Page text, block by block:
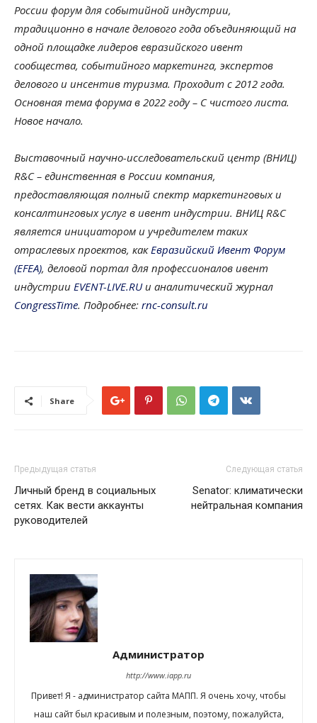
России форум для событийной индустрии,
традиционно в начале делового года объединяющий на
одной площадке лидеров евразийского ивент
сообщества, событийного маркетинга, экспертов
делового и инсентив туризма. Проходит с 2012 года.
Основная тема форума в 2022 году – С чистого листа.
Новое начало.
Выставочный научно-исследовательский центр (ВНИЦ)
R&C – единственная в России компания,
предоставляющая полный спектр маркетинговых и
консалтинговых услуг в ивент индустрии. ВНИЦ R&C
является инициатором и учредителем таких
отраслевых проектов, какЕвразийский Ивент Форум
(EFEA), деловой портал для профессионалов ивент
индустрии EVENT-LIVE.RUи аналитический журнал
CongressTime. Подробнее: rnc-consult.ru
Share
Предыдущая статья
Личный бренд в социальных
сетях. Как вести аккаунты
руководителей
Следующая статья
Senator: климатически
нейтральная компания
Администратор
http://www.iapp.ru
Привет! Я - администратор сайта МАПП. Я очень хочу, чтобы
наш сайт был красивым и полезным, поэтому, пожалуйста,